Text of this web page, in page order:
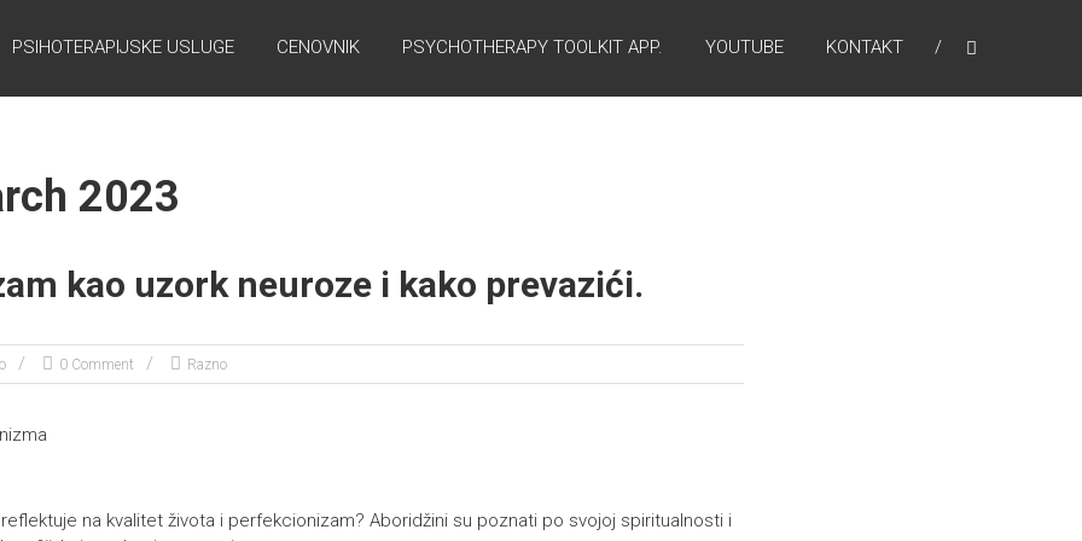
PSIHOTERAPIJSKE USLUGE CENOVNIK PSYCHOTHERAPY TOOLKIT APP. YOUTUBE KONTAKT
2023
kao uzork neuroze i kako prevazići.
0 Comment Razno
na kvalitet života i perfekcionizam? Aboridžini su poznati po svojoj spiritualnosti i